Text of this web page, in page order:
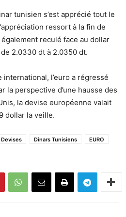
tunisien s’est apprécié tout le
ressort à la fin de
également reculé face au dollar
2.0330 dt à 2.0350 dt.
l’euro a régressé
la perspective d’une hausse des
la devise européenne valait
dollar la veille.
Devises Dinars Tunisiens EURO